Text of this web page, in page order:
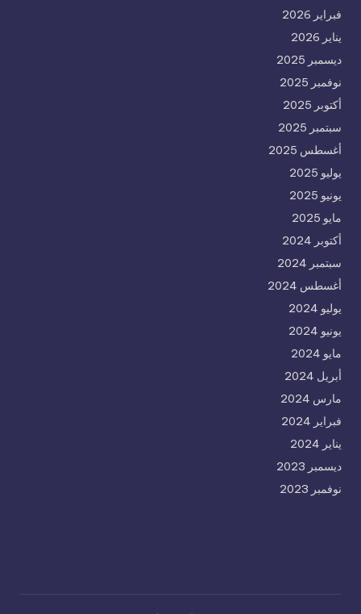
فبراير 2026
يناير 2026
ديسمبر 2025
نوفمبر 2025
أكتوبر 2025
سبتمبر 2025
أغسطس 2025
يوليو 2025
يونيو 2025
مايو 2025
أكتوبر 2024
سبتمبر 2024
أغسطس 2024
يوليو 2024
يونيو 2024
مايو 2024
أبريل 2024
مارس 2024
فبراير 2024
يناير 2024
ديسمبر 2023
نوفمبر 2023